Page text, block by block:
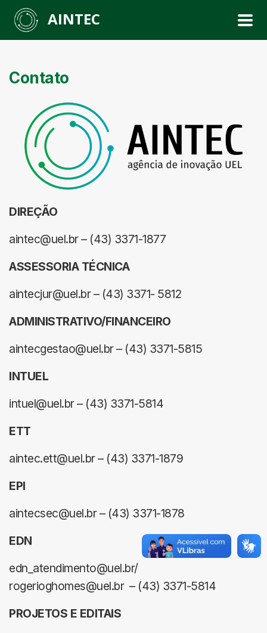
AINTEC
Contato
DIREÇÃO
aintec@uel.br – (43) 3371-1877
ASSESSORIA TÉCNICA
aintecjur@uel.br – (43) 3371- 5812
ADMINISTRATIVO/FINANCEIRO
aintecgestao@uel.br – (43) 3371-5815
INTUEL
intuel@uel.br – (43) 3371-5814
ETT
aintec.ett@uel.br – (43) 3371-1879
EPI
aintecsec@uel.br – (43) 3371-1878
EDN
edn_atendimento@uel.br/
rogerioghomes@uel.br – (43) 3371-5814
PROJETOS E EDITAIS